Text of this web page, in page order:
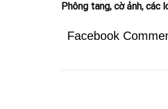
Phông tang, cờ ảnh, các
Facebook